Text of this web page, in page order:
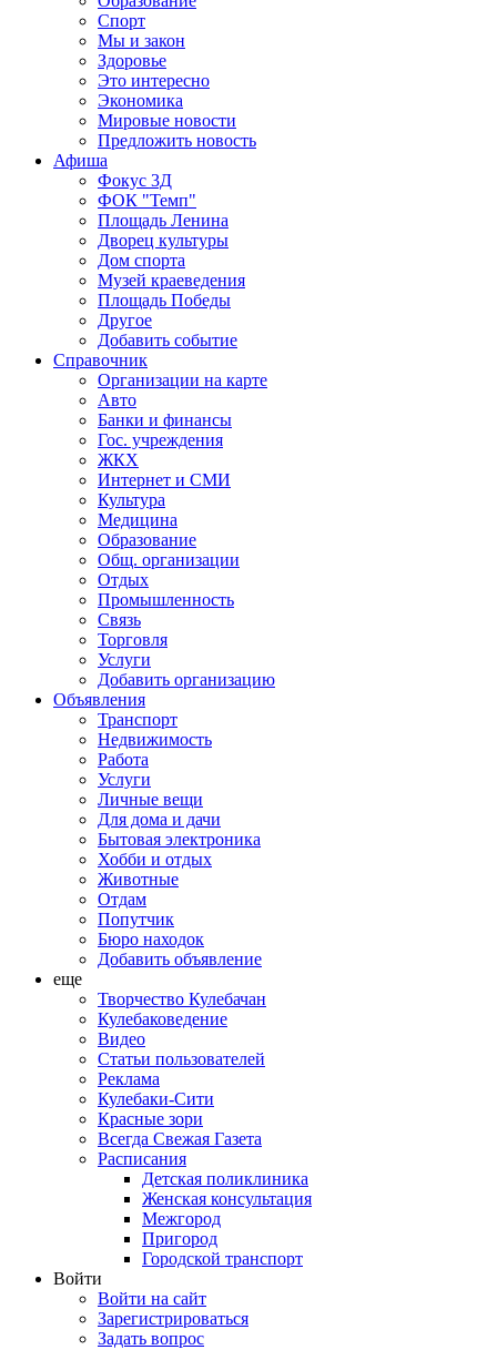
Спорт
Мы и закон
Здоровье
Это интересно
Экономика
Мировые новости
Предложить новость
Афиша
Фокус 3Д
ФОК "Темп"
Площадь Ленина
Дворец культуры
Дом спорта
Музей краеведения
Площадь Победы
Другое
Добавить событие
Справочник
Организации на карте
Авто
Банки и финансы
Гос. учреждения
ЖКХ
Интернет и СМИ
Культура
Медицина
Образование
Общ. организации
Отдых
Промышленность
Связь
Торговля
Услуги
Добавить организацию
Объявления
Транспорт
Недвижимость
Работа
Услуги
Личные вещи
Для дома и дачи
Бытовая электроника
Хобби и отдых
Животные
Отдам
Попутчик
Бюро находок
Добавить объявление
еще
Творчество Кулебачан
Кулебаковедение
Видео
Статьи пользователей
Реклама
Кулебаки-Сити
Красные зори
Всегда Свежая Газета
Расписания
Детская поликлиника
Женская консультация
Межгород
Пригород
Городской транспорт
Войти
Войти на сайт
Зарегистрироваться
Задать вопрос